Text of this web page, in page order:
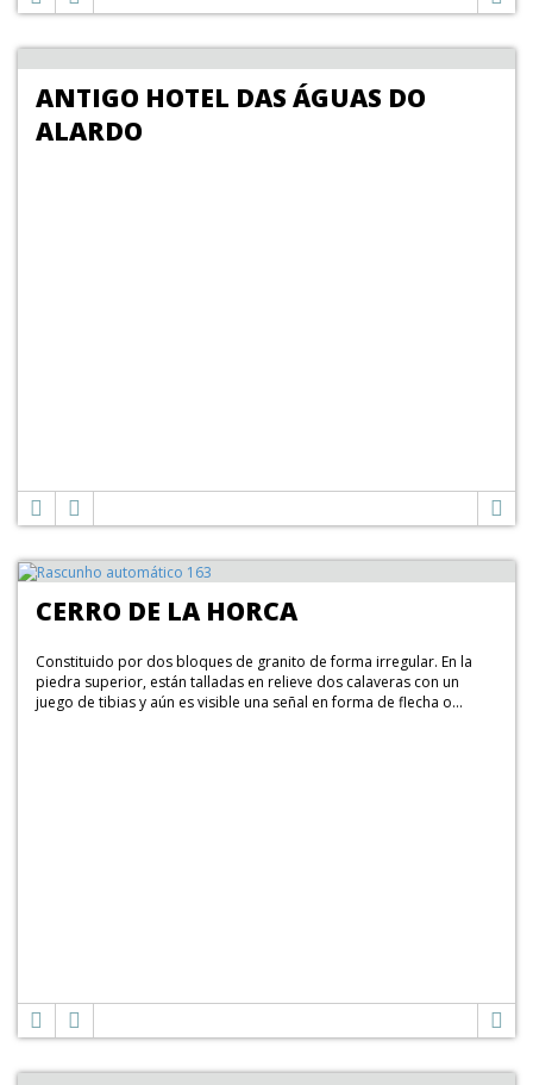
ANTIGO HOTEL DAS ÁGUAS DO
ALARDO
CERRO DE LA HORCA
Constituido por dos bloques de granito de forma irregular. En la
piedra superior, están talladas en relieve dos calaveras con un
juego de tibias y aún es visible una señal en forma de flecha o...